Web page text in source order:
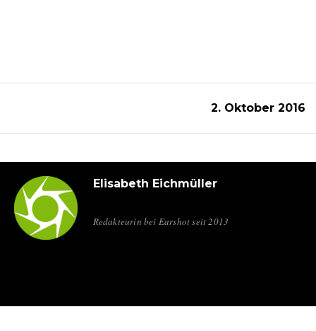
2. Oktober 2016
Elisabeth Eichmüller
Redakteurin bei Earshot seit 2013